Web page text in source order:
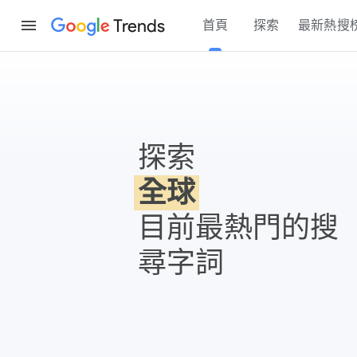
Trends 首頁 探索 最新熱搜
探索
全球
目前最熱門的搜
尋字詞